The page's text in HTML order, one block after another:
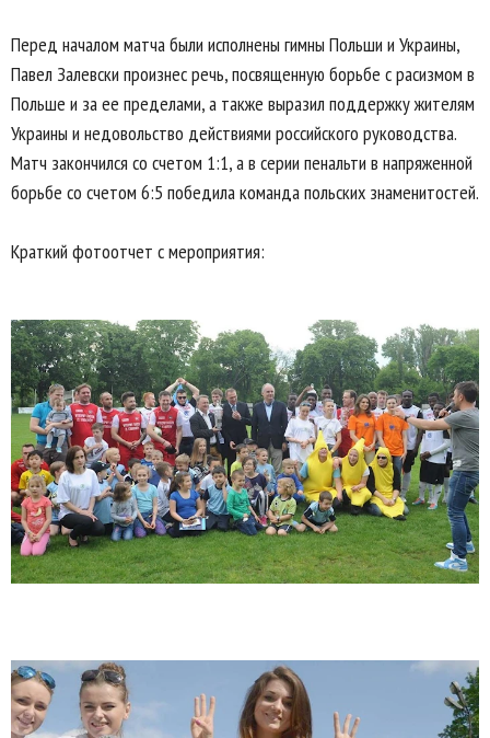
Перед началом матча были исполнены гимны Польши и Украины,
Павел Залевски произнес речь, посвященную борьбе с расизмом в
Польше и за ее пределами, а также выразил поддержку жителям
Украины и недовольство действиями российского руководства.
Матч закончился со счетом 1:1, а в серии пенальти в напряженной
борьбе со счетом 6:5 победила команда польских знаменитостей.
Краткий фотоотчет с мероприятия: